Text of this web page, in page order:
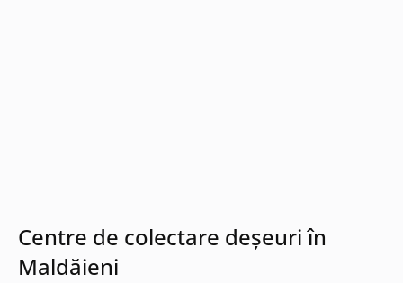
Centre de colectare deșeuri în
Maldăieni